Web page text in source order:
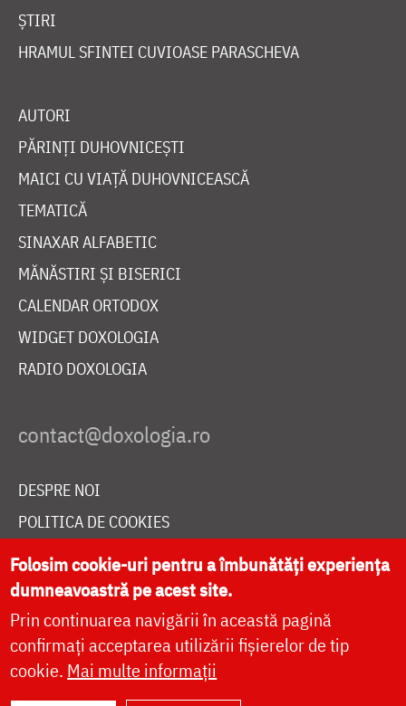
ȘTIRI
HRAMUL SFINTEI CUVIOASE PARASCHEVA
AUTORI
PĂRINȚI DUHOVNICEȘTI
MAICI CU VIAȚĂ DUHOVNICEASCĂ
TEMATICĂ
SINAXAR ALFABETIC
MĂNĂSTIRI ȘI BISERICI
CALENDAR ORTODOX
WIDGET DOXOLOGIA
RADIO DOXOLOGIA
DESPRE NOI
POLITICA DE COOKIES
DONEAZĂ ONLINE PENTRU CATEDRALA NAȚIONALĂ
LIVE
Folosim cookie-uri pentru a îmbunătăți experiența
dumneavoastră pe acest site.
Prin continuarea navigării în această pagină
confirmați acceptarea utilizării fișierelor de tip
cookie. Mai multe informații